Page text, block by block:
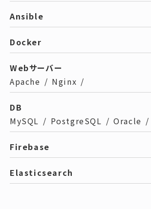
Ansible
Docker
Webサーバー
Apache / Nginx /
DB
MySQL / PostgreSQL / Oracle /
Firebase
Elasticsearch